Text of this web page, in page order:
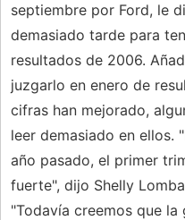
septiembre por Ford, le
demasiado tarde para
resultados de 2006.
juzgarlo en enero de
cifras han mejorado,
leer demasiado en ellos.
año pasado, el primer
fuerte", dijo Shelly
"Todavía creemos que